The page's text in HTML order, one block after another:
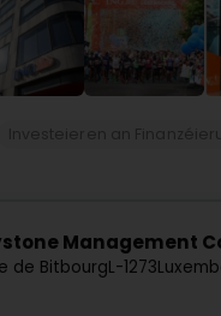
Management
de BitbourgL-1273